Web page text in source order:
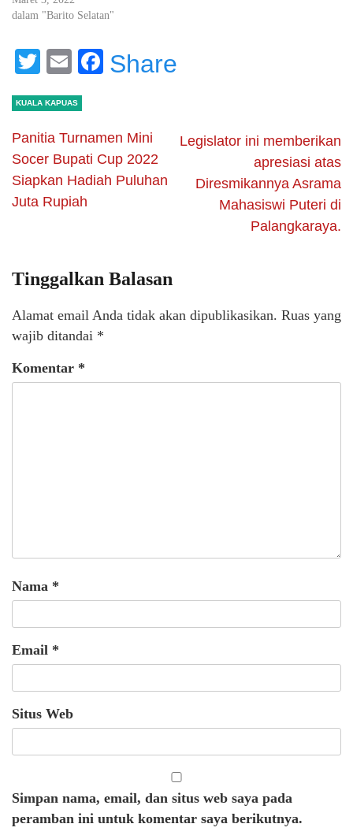
dalam "Barito Selatan"
Twitter
EmailFacebook
Share
KUALA KAPUAS
Panitia Turnamen Mini
Socer Bupati Cup 2022
Siapkan Hadiah Puluhan
Juta Rupiah
Legislator ini memberikan
apresiasi atas
Diresmikannya Asrama
Mahasiswi Puteri di
Palangkaraya.
Tinggalkan Balasan
Alamat email Anda tidak akan dipublikasikan. Ruas yang
wajib ditandai *
Komentar *
Nama *
Email *
Situs Web
Simpan nama, email, dan situs web saya pada
peramban ini untuk komentar saya berikutnya.